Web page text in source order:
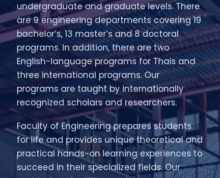
undergraduate and graduate levels. There
are 9 engineering departments covering 19
bachelor’s, 13 master’s and 8 doctoral
programs. In addition, there are two
English-language programs for Thais and
three international programs. Our
programs are taught by internationally
recognized scholars and researchers.
Faculty of Engineering prepares students
for life and provides unique theoretical and
practical hands-on learning experiences to
succeed in their specialized fields. Our